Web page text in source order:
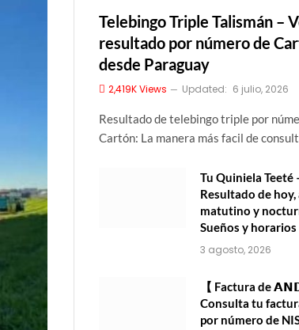
Telebingo Triple Talismán –
resultado por número de
desde Paraguay
2,419KViews Updated: 6 julio, 2026
Resultado de telebingo triple por
Cartón: La manera más facil de
Tu Quiniela Teeté
Resultado de hoy,
matutino y
Sueños y horarios
3 agosto, 2026
【 Factura de
Consulta tu
por número de